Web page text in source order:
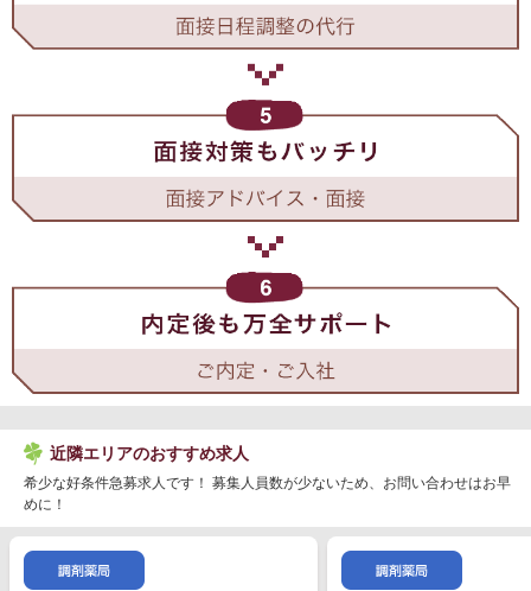
近隣エリアのおすすめ求人
希少な好条件急募求人です！ 募集人員数が少ないため、お問い合わせはお早
めに！